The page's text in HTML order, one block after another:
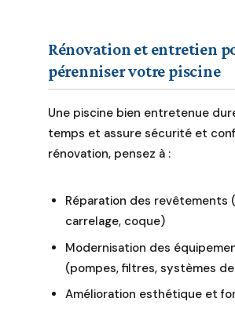
Rénovation et entretien
pérenniser votre piscine
Une piscine bien entretenue
temps et assure sécurité et
rénovation, pensez à :
Réparation des revêtements
carrelage, coque)
Modernisation des
(pompes, filtres, systèmes
Amélioration esthétique et